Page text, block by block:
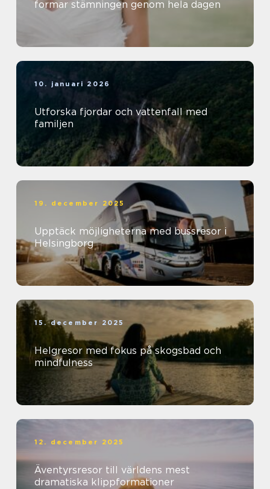
formar stämningen genom hela dagen
10. januari 2026
Utforska fjordar och vattenfall med
familjen
19. december 2025
Upptäck möjligheterna med bussresor i
Helsingborg
15. december 2025
Helgresor med fokus på skogsbad och
mindfulness
12. december 2025
Äventyrsresor till världens mest
dramatiska klippformationer